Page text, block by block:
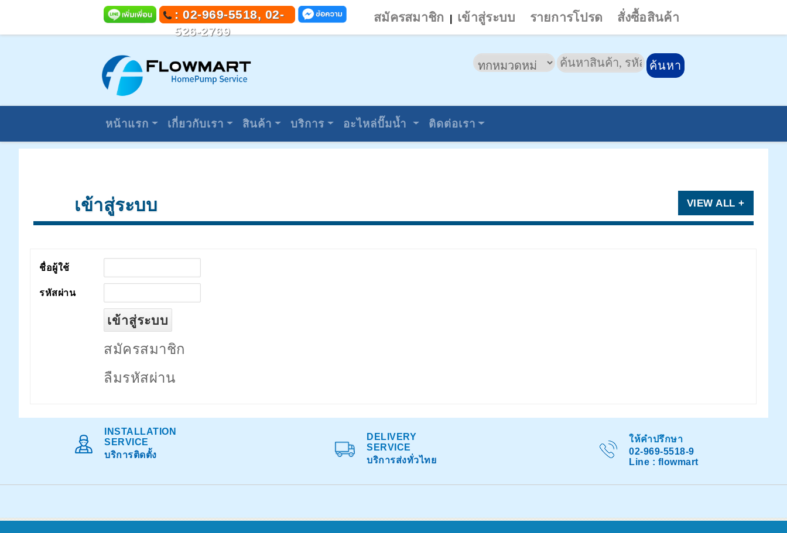
: 02-969-5518, 02-
526-2769
สมัครสมาชิก เข้าสู่ระบบ รายการโปรด สั่งซื้อสินค้า
หน้าแรก เกี่ยวกับเรา สินค้า บริการ อะไหล่ปั๊มน้ำ ติดต่อเรา
เข้าสู่ระบบ VIEW ALL +
ชื่อผู้ใช้
รหัสผ่าน
สมัครสมาชิก
ลืมรหัสผ่าน
INSTALLATION
SERVICE
บริการติดตั้ง
DELIVERY
SERVICE
บริการส่งทั่วไทย
ให้คำปรึกษา
02-969-5518-9
Line : flowmart